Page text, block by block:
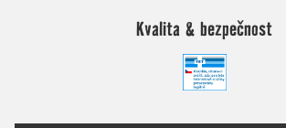
Kvalita & bezpečnost